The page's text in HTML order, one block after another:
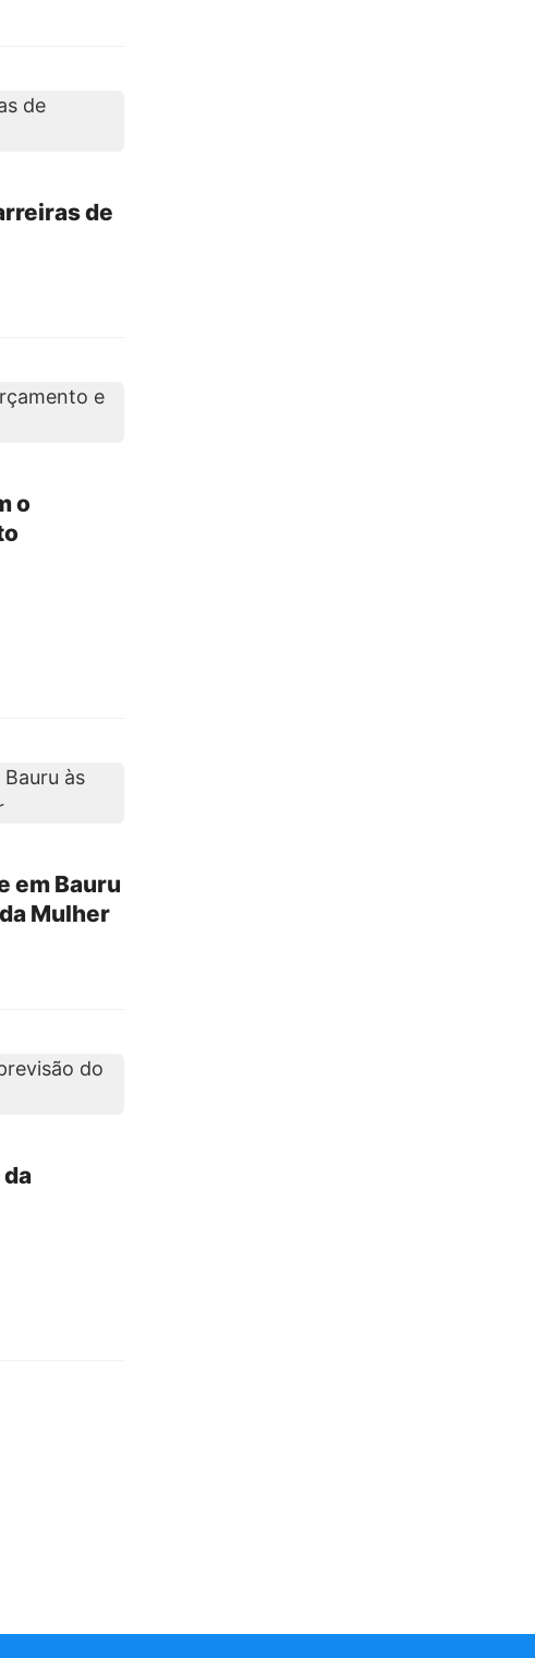
de
o
em Bauru
Mulher